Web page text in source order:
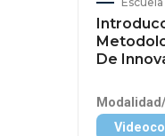
De